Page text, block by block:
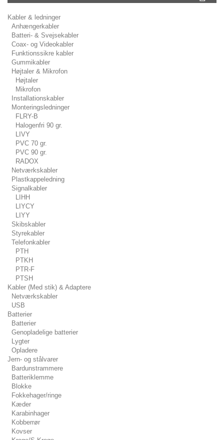
Kabler & ledninger
Anhængerkabler
Batteri- & Svejsekabler
Coax- og Videokabler
Funktionssikre kabler
Gummikabler
Højtaler & Mikrofon
Højtaler
Mikrofon
Installationskabler
Monteringsledninger
FLRY-B
Halogenfri 90 gr.
LIVY
PVC 70 gr.
PVC 90 gr.
RADOX
Netværkskabler
Plastkappeledning
Signalkabler
LIHH
LIYCY
LIYY
Skibskabler
Styrekabler
Telefonkabler
PTH
PTKH
PTR-F
PTSH
Kabler (Med stik) & Adaptere
Netværkskabler
USB
Batterier
Batterier
Genopladelige batterier
Lygter
Opladere
Jern- og stålvarer
Bardunstrammere
Batteriklemme
Blokke
Fokkehager/ringe
Kæder
Karabinhager
Kobberrør
Kovser